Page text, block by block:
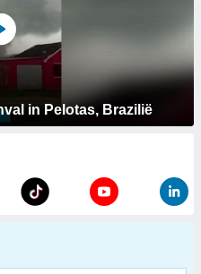
in Pelotas, Brazilië